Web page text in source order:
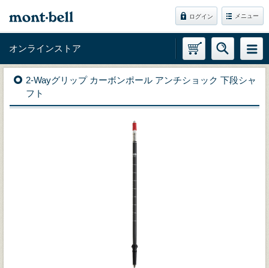
ログイン メニュー
オンラインストア
2-Wayグリップ カーボンポール アンチショック 下段シャ
フト